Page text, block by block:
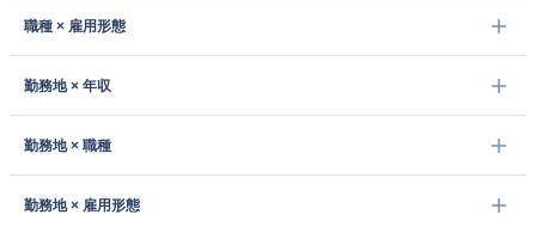
職種 × 雇用形態
勤務地 × 年収
勤務地 × 職種
勤務地 × 雇用形態